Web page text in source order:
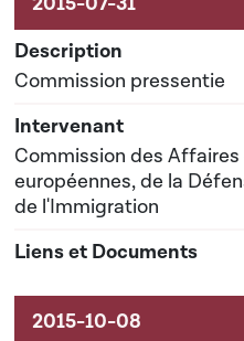
Commission pressentie
Commission des
européennes, de la
de l'Immigration